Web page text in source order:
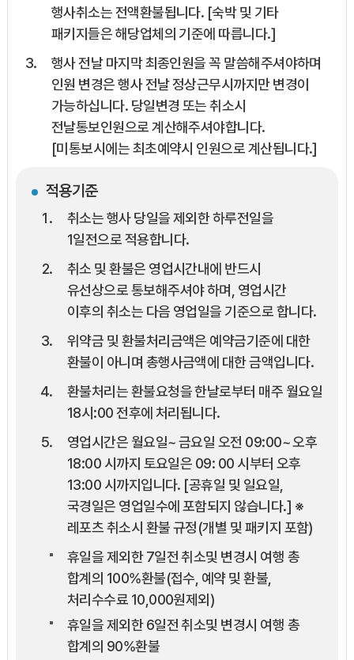
행사취소는 전액환불됩니다. [숙박 및 기타
패키지들은 해당업체의 기준에 따릅니다.]
행사 전날 마지막 최종인원을 꼭 말씀해주셔야하며
인원 변경은 행사 전날 정상근무시까지만 변경이
가능하십니다. 당일변경 또는 취소시
전날통보인원으로 계산해주셔야합니다.
[미통보시에는 최초예약시 인원으로 계산됩니다.]
적용기준
취소는 행사 당일을 제외한 하루전일을
1일전으로 적용합니다.
취소 및 환불은 영업시간내에 반드시
유선상으로 통보해주셔야 하며, 영업시간
이후의 취소는 다음 영업일을 기준으로 합니다.
위약금 및 환불처리금액은 예약금기준에 대한
환불이 아니며 총행사금액에 대한 금액입니다.
환불처리는 환불요청을 한날로부터 매주 월요일
18시:00 전후에 처리됩니다.
영업시간은 월요일~ 금요일 오전 09:00~ 오후
18:00 시까지 토요일은 09: 00 시부터 오후
13:00 시까지입니다. [공휴일 및 일요일,
국경일은 영업일수에 포함되지 않습니다.] ※
레포츠 취소시 환불 규정(개별 및 패키지 포함)
휴일을 제외한 7일전 취소및 변경시 여행 총
합계의 100%환불(접수, 예약 및 환불,
처리수수료 10,000원제외)
휴일을 제외한 6일전 취소및 변경시 여행 총
합계의 90%환불